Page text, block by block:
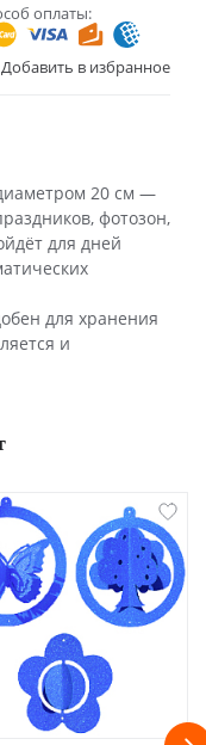
оплаты:
Добавить в избранное
20 см —
фотозон,
для дней
для хранения
и